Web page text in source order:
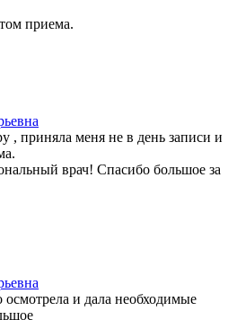
приема.
, приняла меня не в день записи и
врач! Спасибо большое за
и дала необходимые